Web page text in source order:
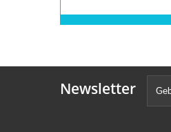
Newsletter